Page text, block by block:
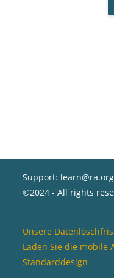
Support: learn@ra.org
©2024 - All rights
Unsere
Laden Sie die mobile
Standarddesign